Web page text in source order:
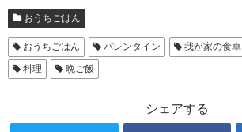
おうちごはん
おうちごはん バレンタイン 我が家の食卓
料理
晩ご飯
シェアする